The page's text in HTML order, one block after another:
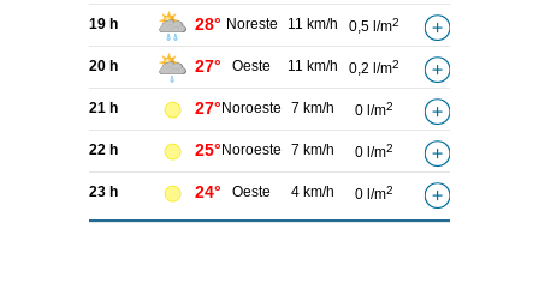
19 h 28° Noreste 11 km/h 0,5 l/m2
20 h 27° Oeste 11 km/h 0,2 l/m2
21 h 27° Noroeste 7 km/h 0 l/m2
22 h 25° Noroeste 7 km/h 0 l/m2
23 h 24° Oeste 4 km/h 0 l/m2